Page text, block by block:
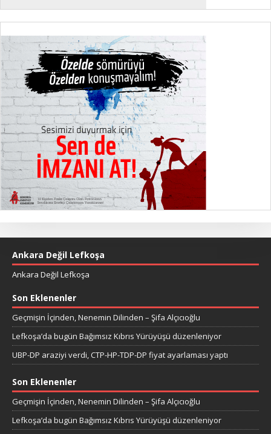
Ankara Değil Lefkoşa
Ankara Değil Lefkoşa
Son Eklenenler
Geçmişin İçinden, Nenemin Dilinden – Şifa Alçıcıoğlu
Lefkoşa’da bugün Bağımsız Kıbrıs Yürüyüşü düzenleniyor
UBP-DP araziyi verdi, CTP-HP-TDP-DP fiyat ayarlaması yaptı
Son Eklenenler
Geçmişin İçinden, Nenemin Dilinden – Şifa Alçıcıoğlu
Lefkoşa’da bugün Bağımsız Kıbrıs Yürüyüşü düzenleniyor